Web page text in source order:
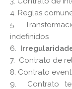
4. Reglas
5.
indefinidos
6.
7. Contrato de
8. Contrato
9. Contrato